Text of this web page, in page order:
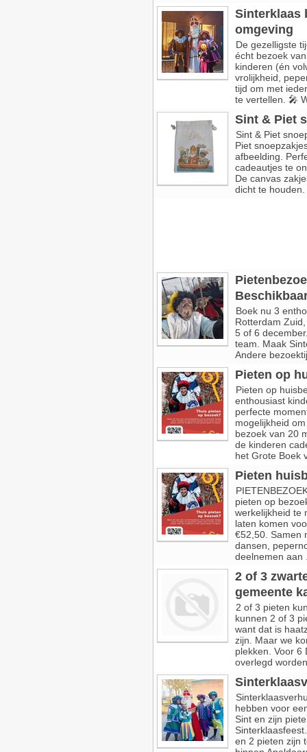
Sinterklaas
omgeving
De gezelligste
écht bezoek
kinderen (én
vrolijkheid,
tijd om met
te vertellen. 🎤
Sint & Piet
Sint & Piet
Piet
afbeelding.
cadeautjes te
De canvas
dicht te
Boek nu 3
Rotterdam
5 of 6
team. Maak
Andere
Pieten op
Pieten op
enthousiast
perfecte
mogelijkheid
bezoek van 20
de kinderen
het Grote Boek
Pieten
pieten op
werkelijkheid te
laten komen
€52,50. Samen
dansen,
deelnemen aan
2 of 3
gemeente
2 of 3 pieten
kunnen 2 of 3
want dat is
zijn. Maar we
plekken. Voor 6
overlegd
hebben voor
Sint en zijn
en 2 pieten zijn